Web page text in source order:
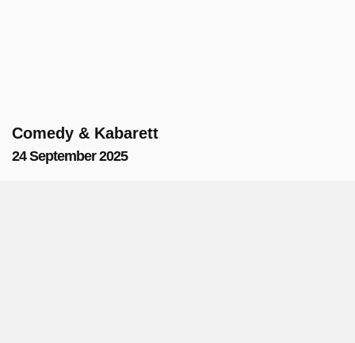
Comedy & Kabarett
24 September 2025